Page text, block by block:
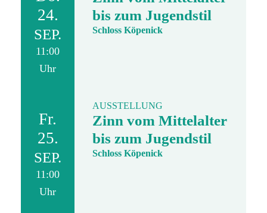
24.
SEP.
11:00
Uhr
bis zum Jugendstil
Schloss Köpenick
Fr.
25.
SEP.
11:00
Uhr
AUSSTELLUNG
Zinn vom Mittelalter
bis zum Jugendstil
Schloss Köpenick